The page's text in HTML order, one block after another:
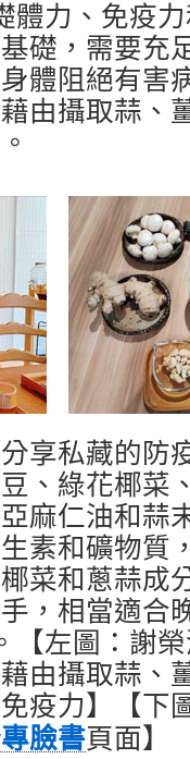
體力、免疫
礎，需要充
體阻絕有害
由攝取蒜、
享私藏的防
、綠花椰菜
麻仁油和蒜
素和礦物質
菜和蔥蒜成
，相當適合
【左圖：謝
由攝取蒜、
疫力】【下
臉書頁面】